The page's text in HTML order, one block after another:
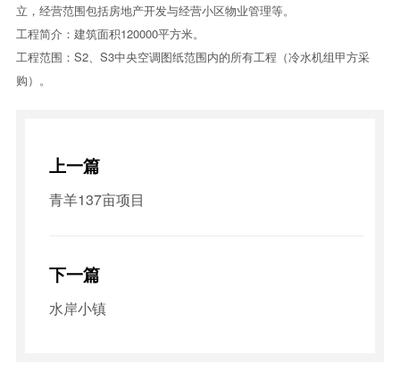
立，经营范围包括房地产开发与经营小区物业管理等。
工程简介：建筑面积120000平方米。
工程范围：S2、S3中央空调图纸范围内的所有工程（冷水机组甲方采
购）。
上一篇
青羊137亩项目
下一篇
水岸小镇